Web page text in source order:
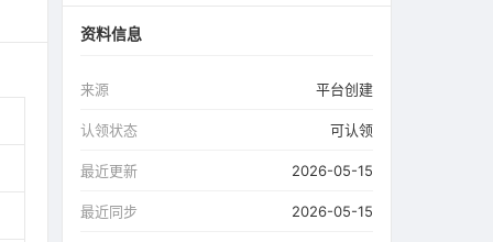
资料信息
来源 平台创建
认领状态 可认领
最近更新 2026-05-15
最近同步 2026-05-15